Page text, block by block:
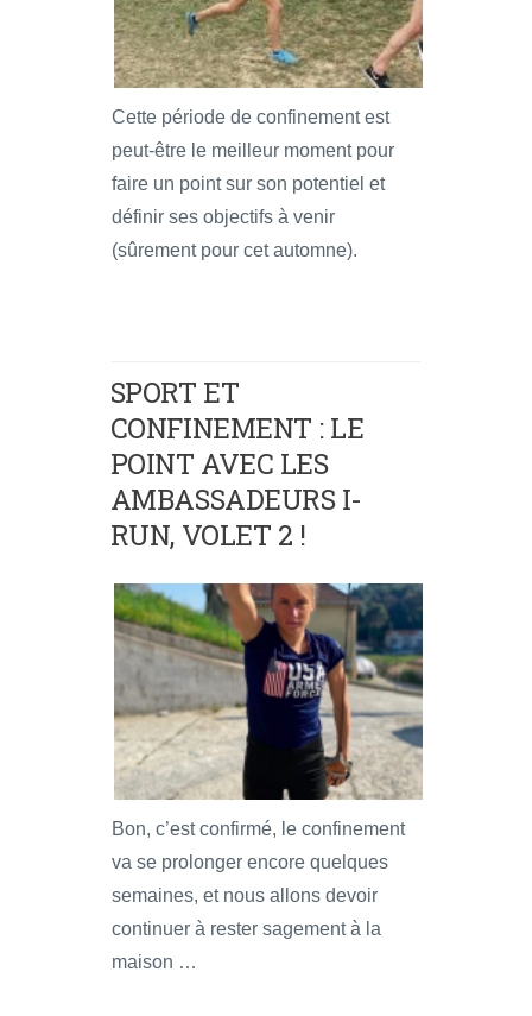
Cette période de confinement est
peut-être le meilleur moment pour
faire un point sur son potentiel et
définir ses objectifs à venir
(sûrement pour cet automne).
SPORT ET
CONFINEMENT : LE
POINT AVEC LES
AMBASSADEURS I-
RUN, VOLET 2 !
Bon, c’est confirmé, le confinement
va se prolonger encore quelques
semaines, et nous allons devoir
continuer à rester sagement à la
maison …